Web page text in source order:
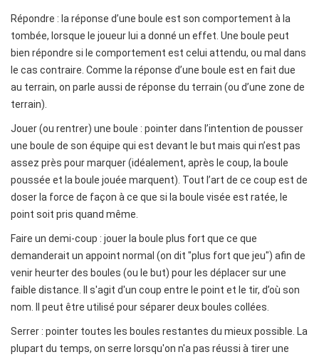
Répondre : la réponse d’une boule est son comportement à la
tombée, lorsque le joueur lui a donné un effet. Une boule peut
bien répondre si le comportement est celui attendu, ou mal dans
le cas contraire. Comme la réponse d’une boule est en fait due
au terrain, on parle aussi de réponse du terrain (ou d’une zone de
terrain).
Jouer (ou rentrer) une boule : pointer dans l’intention de pousser
une boule de son équipe qui est devant le but mais qui n’est pas
assez près pour marquer (idéalement, après le coup, la boule
poussée et la boule jouée marquent). Tout l’art de ce coup est de
doser la force de façon à ce que si la boule visée est ratée, le
point soit pris quand même.
Faire un demi-coup : jouer la boule plus fort que ce que
demanderait un appoint normal (on dit "plus fort que jeu") afin de
venir heurter des boules (ou le but) pour les déplacer sur une
faible distance. Il s'agit d'un coup entre le point et le tir, d’où son
nom. Il peut être utilisé pour séparer deux boules collées.
Serrer : pointer toutes les boules restantes du mieux possible. La
plupart du temps, on serre lorsqu'on n'a pas réussi à tirer une